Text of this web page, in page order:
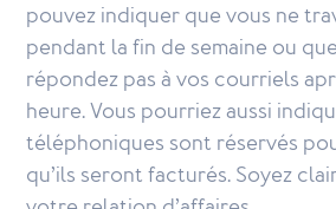
pouvez indiquer que vous ne
pendant la fin de semaine ou
répondez pas à vos courriels
heure. Vous pourriez aussi
téléphoniques sont réservés
qu’ils seront facturés. Soyez